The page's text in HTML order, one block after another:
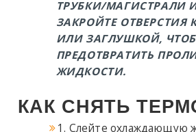
ТРУБКИ/МАГИСТРАЛИ
ЗАКРОЙТЕ
ИЛИ ЗАГЛУШКОЙ,
ПРЕДОТВРАТИТЬ
ЖИДКОСТИ.
КАК СНЯТЬ
1. Слейте охлаждающую